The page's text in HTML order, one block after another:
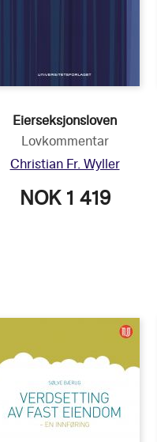
Eierseksjonsloven
Lovkommentar
Christian Fr. Wyller
NOK 1 419